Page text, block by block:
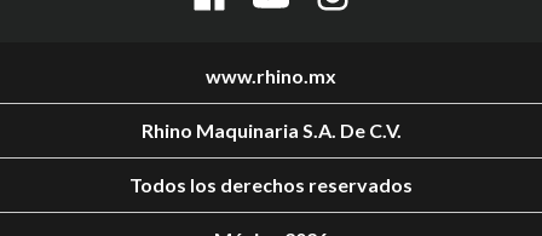
www.rhino.mx
Rhino Maquinaria S.A. De C.V.
Todos los derechos reservados